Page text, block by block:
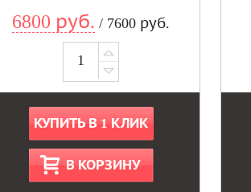
6800 руб. / 7600 руб.
КУПИТЬ В 1 КЛИК
В КОРЗИНУ